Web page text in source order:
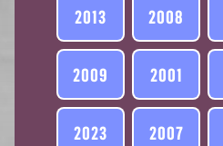
2013 2008
2009 2001
2023 2007